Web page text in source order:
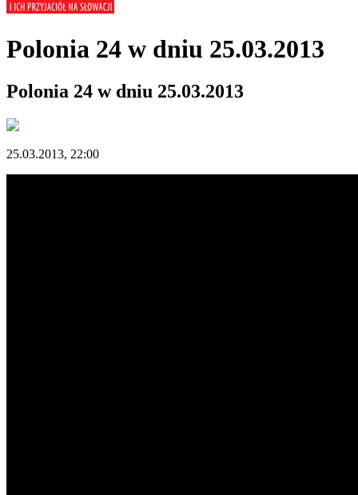
Polonia 24 w dniu 25.03.2013
Polonia 24 w dniu 25.03.2013
25.03.2013, 22:00